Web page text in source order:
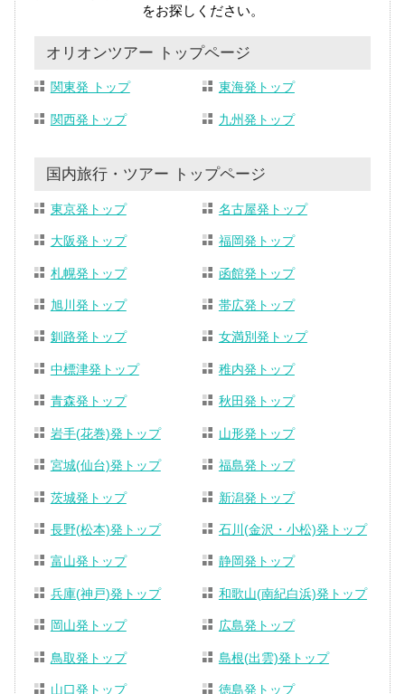
をお探しください。
オリオンツアー トップページ
関東発 トップ 東海発トップ
関西発トップ 九州発トップ
国内旅行・ツアー トップページ
東京発トップ 名古屋発トップ
大阪発トップ 福岡発トップ
札幌発トップ 函館発トップ
旭川発トップ 帯広発トップ
釧路発トップ 女満別発トップ
中標津発トップ 稚内発トップ
青森発トップ 秋田発トップ
岩手(花巻)発トップ 山形発トップ
宮城(仙台)発トップ 福島発トップ
茨城発トップ 新潟発トップ
長野(松本)発トップ 石川(金沢・小松)発トップ
富山発トップ 静岡発トップ
兵庫(神戸)発トップ 和歌山(南紀白浜)発トップ
岡山発トップ 広島発トップ
鳥取発トップ 島根(出雲)発トップ
山口発トップ 徳島発トップ